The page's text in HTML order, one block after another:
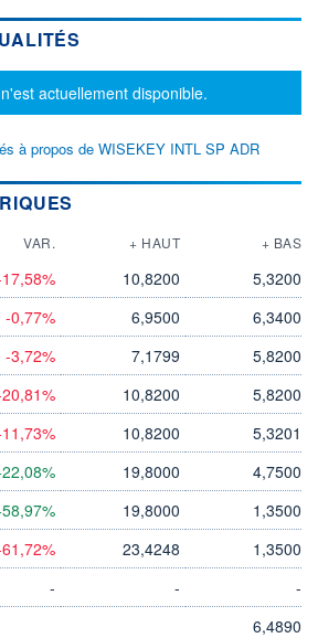
actuellement disponible.
à propos de WISEKEY INTL SP ADR
VAR. + HAUT + BAS
10,8200
5,3200
-0,77% 6,9500
6,3400
-3,72% 7,1799
5,8200
10,8200
5,8200
10,8200
5,3201
19,8000
4,7500
19,8000
1,3500
23,4248
1,3500
- -
-
6,4890